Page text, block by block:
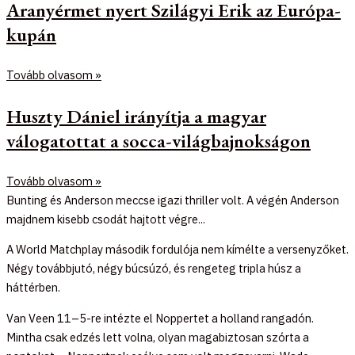
Aranyérmet nyert Szilágyi Erik az Európa-
kupán
Tovább olvasom »
Huszty Dániel irányítja a magyar
válogatottat a socca-világbajnokságon
Tovább olvasom »
Bunting és Anderson meccse igazi thriller volt. A végén Anderson
majdnem kisebb csodát hajtott végre...
A World Matchplay második fordulója nem kímélte a versenyzőket.
Négy továbbjutó, négy búcsúzó, és rengeteg tripla húsz a
háttérben.
Van Veen 11–5-re intézte el Noppertet a holland rangadón.
Mintha csak edzés lett volna, olyan magabiztosan szórta a